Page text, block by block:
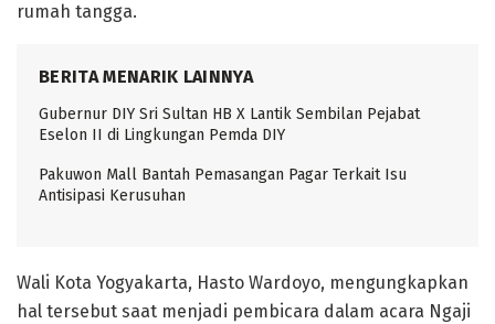
rumah tangga.
BERITA MENARIK LAINNYA
Gubernur DIY Sri Sultan HB X Lantik Sembilan Pejabat
Eselon II di Lingkungan Pemda DIY
Pakuwon Mall Bantah Pemasangan Pagar Terkait Isu
Antisipasi Kerusuhan
Wali Kota Yogyakarta, Hasto Wardoyo, mengungkapkan
hal tersebut saat menjadi pembicara dalam acara Ngaji